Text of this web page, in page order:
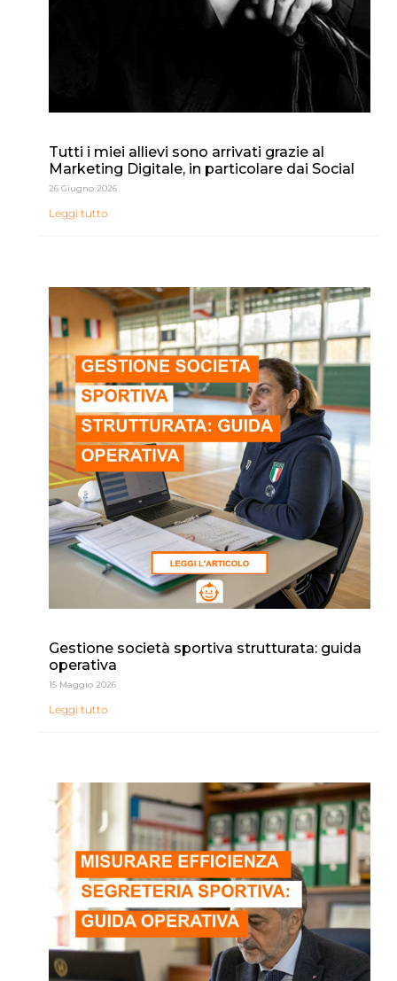
Tutti i miei allievi sono arrivati grazie al
Marketing Digitale, in particolare dai Social
26 Giugno 2026
Leggi tutto
Gestione società sportiva strutturata: guida
operativa
15 Maggio 2026
Leggi tutto